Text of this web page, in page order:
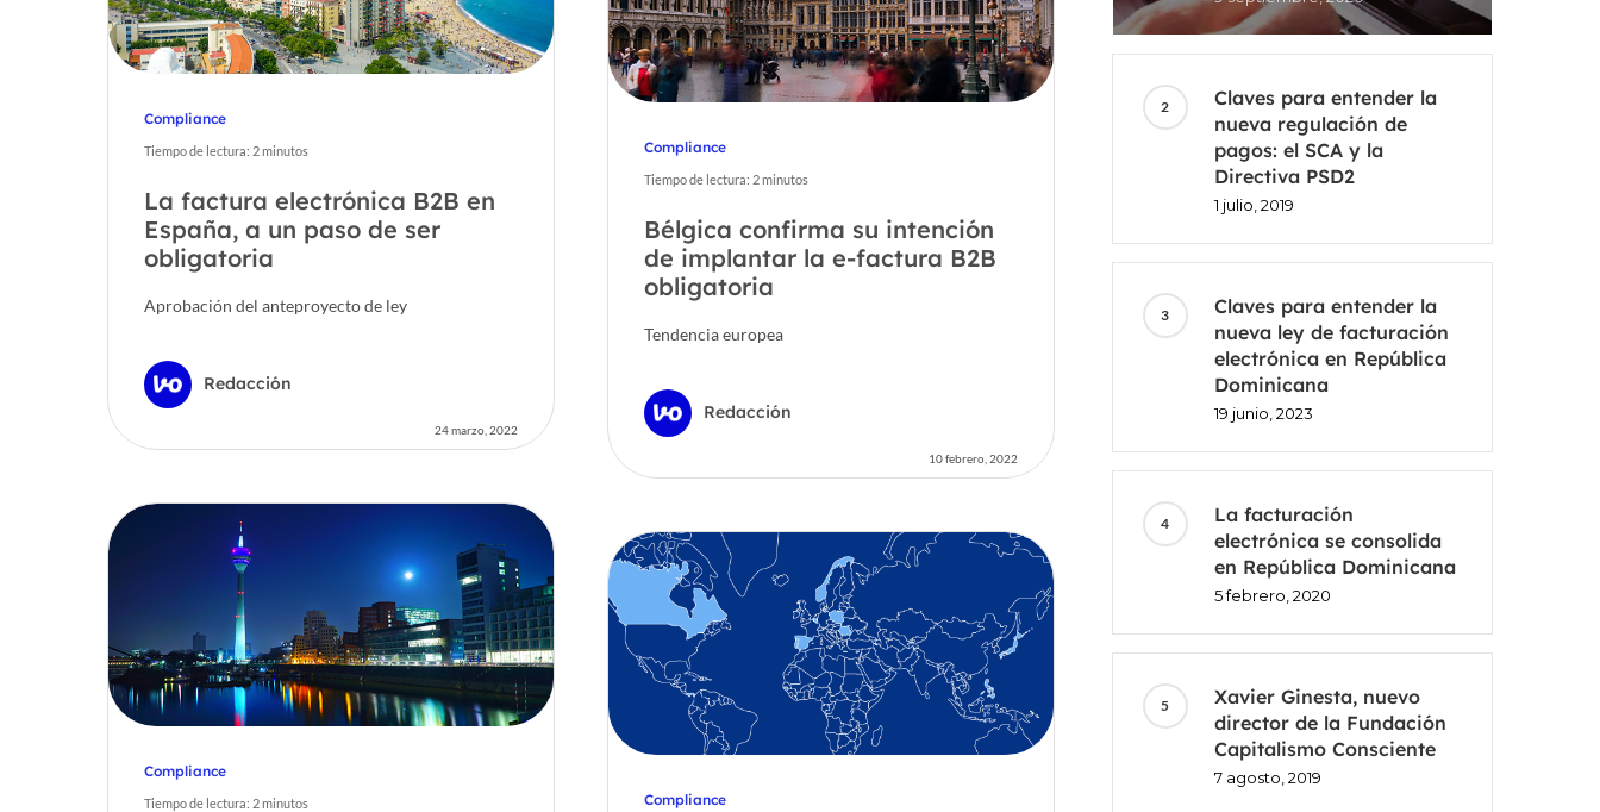
Compliance
Tiempo de lectura: 2minutos
La factura electrónica B2B en
España, a un paso de ser
obligatoria
Aprobación del anteproyecto de ley
Redacción
24 marzo, 2022
Compliance
Tiempo de lectura: 2minutos
Bélgica confirma su intención
de implantar la e-factura B2B
obligatoria
Tendencia europea
Redacción
10 febrero, 2022
Compliance
Tiempo de lectura: 2minutos Compliance
Claves para entender la
nueva regulación de
pagos: el SCA y la
Directiva PSD2
1 julio, 2019
Claves para entender la
nueva ley de facturación
electrónica en República
Dominicana
19 junio, 2023
La facturación
electrónica se consolida
en República Dominicana
5 febrero, 2020
Xavier Ginesta, nuevo
director de la Fundación
Capitalismo Consciente
7 agosto, 2019